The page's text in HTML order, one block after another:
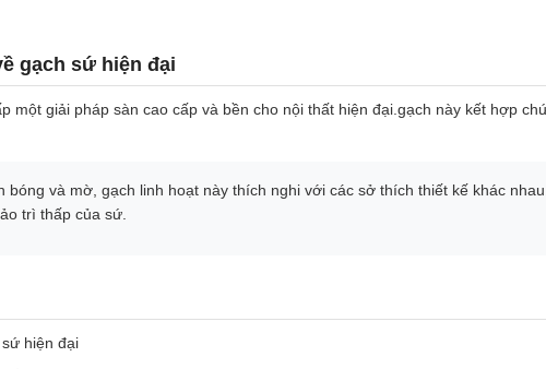
gạch sứ hiện đại
một giải pháp sàn cao cấp và bền cho nội thất hiện đại.gạch này kết hợp
bóng và mờ, gạch linh hoạt này thích nghi với các sở thích thiết kế khác
trì thấp của sứ.
hiện đại